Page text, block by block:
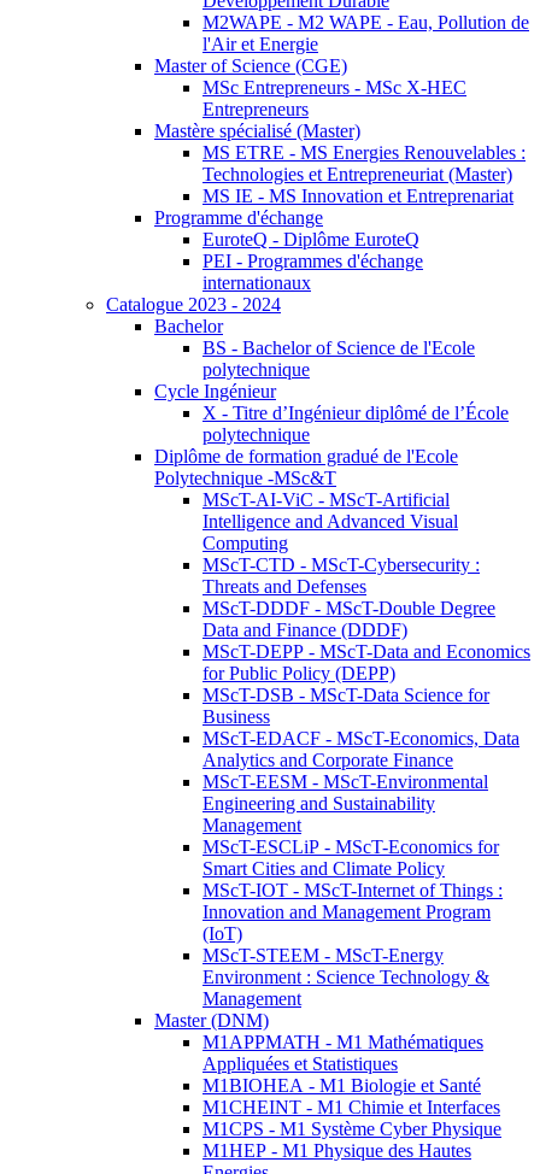
M2WAPE - M2 WAPE - Eau, Pollution de
l'Air et Energie
Master of Science (CGE)
MSc Entrepreneurs - MSc X-HEC
Entrepreneurs
Mastère spécialisé (Master)
MS ETRE - MS Energies Renouvelables :
Technologies et Entrepreneuriat (Master)
MS IE - MS Innovation et Entreprenariat
Programme d'échange
EuroteQ - Diplôme EuroteQ
PEI - Programmes d'échange
internationaux
Catalogue 2023 - 2024
Bachelor
BS - Bachelor of Science de l'Ecole
polytechnique
Cycle Ingénieur
X - Titre d’Ingénieur diplômé de l’École
polytechnique
Diplôme de formation gradué de l'Ecole
Polytechnique -MSc&T
MScT-AI-ViC - MScT-Artificial
Intelligence and Advanced Visual
Computing
MScT-CTD - MScT-Cybersecurity :
Threats and Defenses
MScT-DDDF - MScT-Double Degree
Data and Finance (DDDF)
MScT-DEPP - MScT-Data and Economics
for Public Policy (DEPP)
MScT-DSB - MScT-Data Science for
Business
MScT-EDACF - MScT-Economics, Data
Analytics and Corporate Finance
MScT-EESM - MScT-Environmental
Engineering and Sustainability
Management
MScT-ESCLiP - MScT-Economics for
Smart Cities and Climate Policy
MScT-IOT - MScT-Internet of Things :
Innovation and Management Program
(IoT)
MScT-STEEM - MScT-Energy
Environment : Science Technology &
Management
Master (DNM)
M1APPMATH - M1 Mathématiques
Appliquées et Statistiques
M1BIOHEA - M1 Biologie et Santé
M1CHEINT - M1 Chimie et Interfaces
M1CPS - M1 Système Cyber Physique
M1HEP - M1 Physique des Hautes